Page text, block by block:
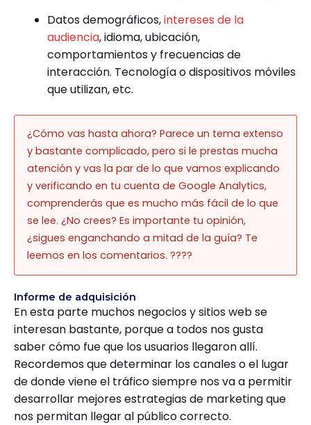
Datos demográficos,intereses de la
audiencia, idioma, ubicación,
comportamientos y frecuencias de
interacción. Tecnología o dispositivos móviles
que utilizan, etc.
¿Cómo vas hasta ahora? Parece un tema extenso
y bastante complicado, pero si le prestas mucha
atención y vas la par de lo que vamos explicando
y verificando en tu cuenta de Google Analytics,
comprenderás que es mucho más fácil de lo que
se lee. ¿No crees? Es importante tu opinión,
¿sigues enganchando a mitad de la guía? Te
leemos en los comentarios. ????
Informe de adquisición
En esta parte muchos negocios y sitios web se
interesan bastante, porque a todos nos gusta
saber cómo fue que los usuarios llegaron allí.
Recordemos que determinar los canales o el lugar
de donde viene el tráfico siempre nos va a permitir
desarrollar mejores estrategias de marketing que
nos permitan llegar al público correcto.